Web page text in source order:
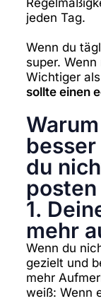
jeden Tag.
Wenn du
super.
Wichtiger
sollte einen
du
1.
mehr
Wenn du
gezielt und
mehr
weiß: Wenn